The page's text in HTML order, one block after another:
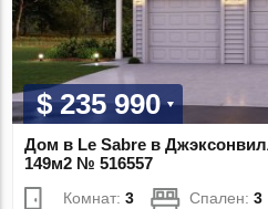
$ 235 990
Дом в Le Sabre в
149м2 № 516557
Комнат:3 Спален:3